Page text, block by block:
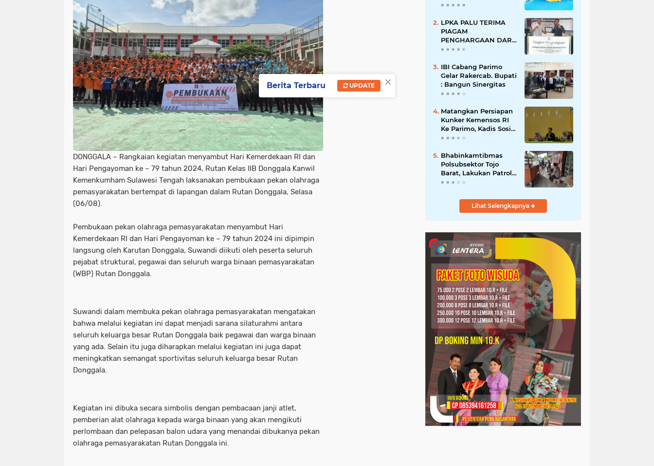
DONGGALA – Rangkaian kegiatan menyambut Hari Kemerdekaan RI dan
Hari Pengayoman ke – 79 tahun 2024, Rutan Kelas IIB Donggala Kanwil
Kemenkumham Sulawesi Tengah laksanakan pembukaan pekan olahraga
pemasyarakatan bertempat di lapangan dalam Rutan Donggala, Selasa
(06/08).
Pembukaan pekan olahraga pemasyarakatan menyambut Hari
Kemerdekaan RI dan Hari Pengayoman ke – 79 tahun 2024 ini dipimpin
langsung oleh Karutan Donggala, Suwandi diikuti oleh peserta seluruh
pejabat struktural, pegawai dan seluruh warga binaan pemasyarakatan
(WBP) Rutan Donggala.
Suwandi dalam membuka pekan olahraga pemasyarakatan mengatakan
bahwa melalui kegiatan ini dapat menjadi sarana silaturahmi antara
seluruh keluarga besar Rutan Donggala baik pegawai dan warga binaan
yang ada. Selain itu juga diharapkan melalui kegiatan ini juga dapat
meningkatkan semangat sportivitas seluruh keluarga besar Rutan
Donggala.
Kegiatan ini dibuka secara simbolis dengan pembacaan janji atlet,
pemberian alat olahraga kepada warga binaan yang akan mengikuti
perlombaan dan pelepasan balon udara yang menandai dibukanya pekan
olahraga pemasyarakatan Rutan Donggala ini.
Donggala
LPKA PALU TERIMA
PIAGAM
PENGHARGAAN DARI
UIN DATOKARAMA
IBI Cabang Parimo
Gelar Rakercab. Bupati
: Bangun Sinergitas
Matangkan Persiapan
Kunker Kemensos RI
Ke Parimo, Kadis Sosial
Pimpin Rapat
Bhabinkamtibmas
Polsubsektor Tojo
Barat, Lakukan Patroli
Di Desa Binaanya
Lihat Selengkapnya
×
Berita Terbaru UPDATE